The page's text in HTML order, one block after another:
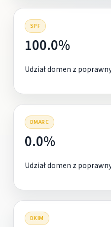
SPF
100.0%
Udział domen z
DMARC
0.0%
Udział domen z
DKIM